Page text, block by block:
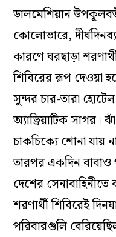
ডালমেশিয়ান
কোলোভারে,
কারণে ঘরছাড়া
শিবিরের রূপ দেওয়া
সুন্দর চার-তারা
অ্যাড্রিয়াটিক সাগর।
চাকচিক্যে শোনা যায়
তারপর একদিন বাবাও
দেশের
শরণার্থী শিবিরেই
পরিবারগুলি